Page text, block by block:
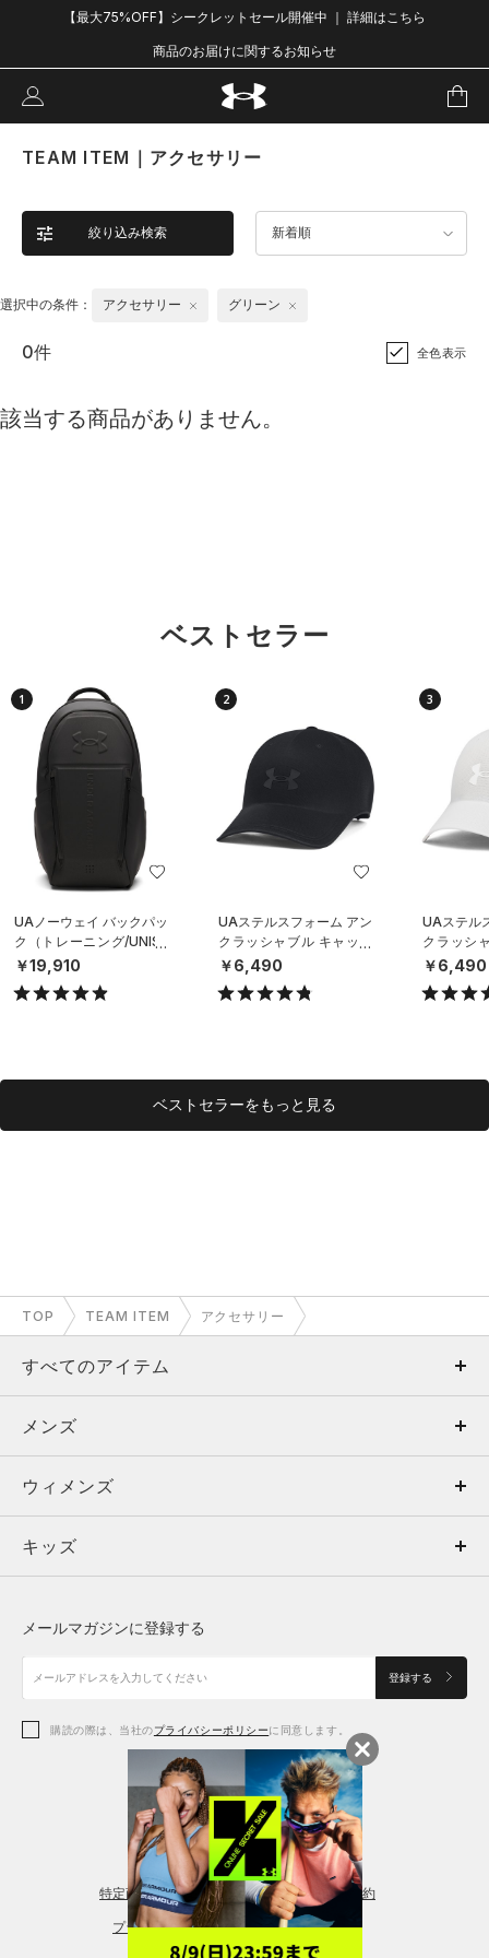
【最大75%OFF】シークレットセール開催中 ｜ 詳細はこちら
商品のお届けに関するお知らせ
TEAM ITEM｜アクセサリー
絞り込み検索 新着順
選択中の条件： アクセサリー グリーン
0件 全色表示
該当する商品がありません。
ベストセラー
1
UAノーウェイ バックパッ
ク（トレーニング/UNISE
X）
￥19,910
2
UAステルスフォーム アン
クラッシャブル キャップ
（ライフスタイル/UNISE
￥6,490
3
UAステル
クラッシ
（ライフ
￥6,490
ベストセラーをもっと見る
TOP TEAM ITEM アクセサリー
すべてのアイテム
メンズ
ウィメンズ
キッズ
アクセサリー
メンズ
トップス
ボトムス
アクセサリー
ウィメンズ
トップス
シューズ
アクセサリー
レギンス＆タイツ
キッズ
シューズ
メールマガジンに登録する
登録する
購読の際は、当社のプライバシーポリシーに同意します。
特定商取引法に基づく通販の表記 会員規約
プライバシーポリシー